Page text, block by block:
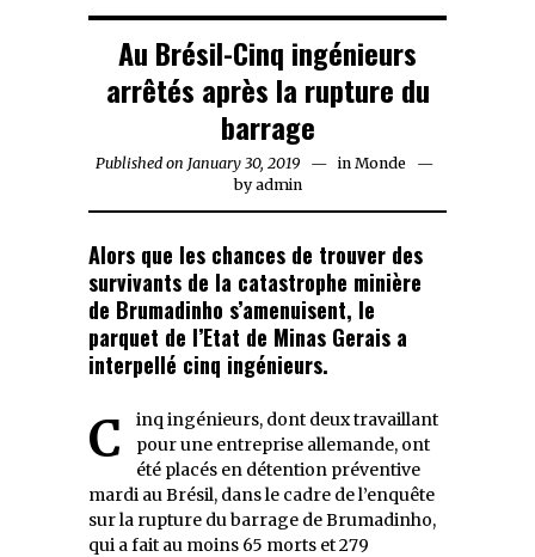
Au Brésil-Cinq ingénieurs
arrêtés après la rupture du
barrage
Published on January 30, 2019 in Monde
byadmin
Alors que les chances de trouver des
survivants de la catastrophe minière
de Brumadinho s’amenuisent, le
parquet de l’Etat de Minas Gerais a
interpellé cinq ingénieurs.
Cinq ingénieurs, dont deux travaillant
pour une entreprise allemande, ont
été placés en détention préventive
mardi au Brésil, dans le cadre de l’enquête
sur la rupture du barrage de Brumadinho,
qui a fait au moins 65 morts et 279